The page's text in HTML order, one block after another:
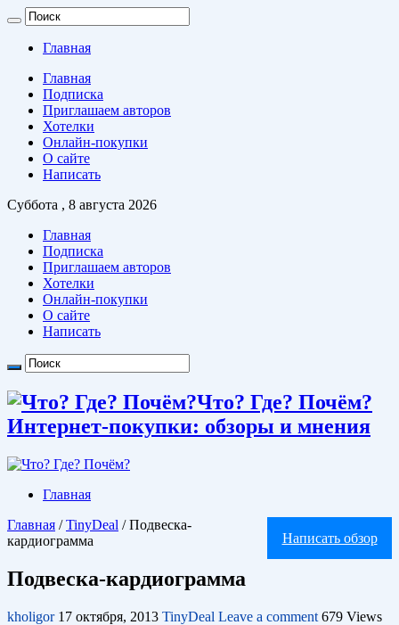
Главная
Главная
Подписка
Приглашаем авторов
Хотелки
Онлайн-покупки
О сайте
Написать
Суббота , 8 августа 2026
Главная
Подписка
Приглашаем авторов
Хотелки
Онлайн-покупки
О сайте
Написать
Что? Где? Почём?
Интернет-покупки: обзоры и мнения
Главная
Написать обзор
Главная / TinyDeal / Подвеска-
кардиограмма
Подвеска-кардиограмма
kholigor 17 октября, 2013 TinyDeal Leave a comment 679 Views